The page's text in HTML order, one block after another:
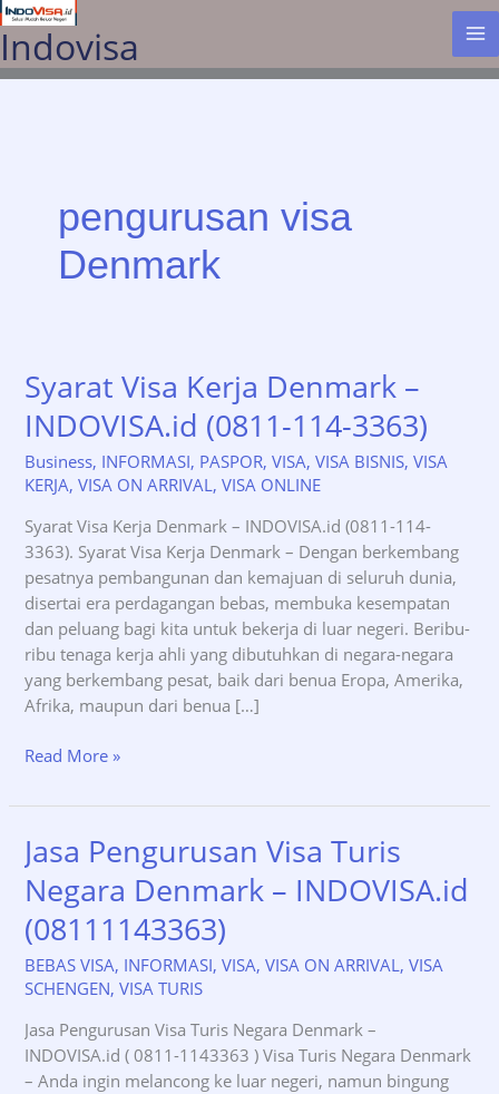
Lewati
ke
konten
Indovisa
pengurusan visa
Denmark
Syarat Visa Kerja Denmark –
INDOVISA.id (0811-114-3363)
Business, INFORMASI, PASPOR,VISA,VISA BISNIS,VISA
KERJA,VISA ON ARRIVAL,VISA ONLINE
Syarat Visa Kerja Denmark – INDOVISA.id (0811-114-
3363). Syarat Visa Kerja Denmark – Dengan berkembang
pesatnya pembangunan dan kemajuan di seluruh dunia,
disertai era perdagangan bebas, membuka kesempatan
dan peluang bagi kita untuk bekerja di luar negeri. Beribu-
ribu tenaga kerja ahli yang dibutuhkan di negara-negara
yang berkembang pesat, baik dari benua Eropa, Amerika,
Afrika, maupun dari benua […]
Syarat
Kerja
INDOVISA.id
(0811-
114-
3363)
Read More »
Jasa Pengurusan Visa Turis
Negara Denmark – INDOVISA.id
(08111143363)
BEBAS VISA, INFORMASI,VISA,VISA ON ARRIVAL,VISA
SCHENGEN,VISA TURIS
Jasa Pengurusan Visa Turis Negara Denmark –
INDOVISA.id ( 0811-1143363 ) Visa Turis Negara Denmark
– Anda ingin melancong ke luar negeri, namun bingung